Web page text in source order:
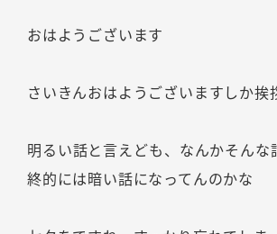
おはようございます
さいきんおはようございますしか挨
明るい話と言えども、なんかそんな
終的には暗い話になってんのかな